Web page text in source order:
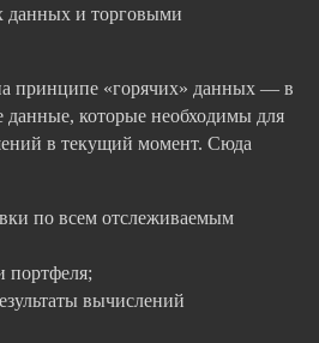
и торговыми
принципе «горячих» данных — в
данные, которые необходимы для
в текущий момент. Сюда
по всем отслеживаемым
портфеля;
вычислений